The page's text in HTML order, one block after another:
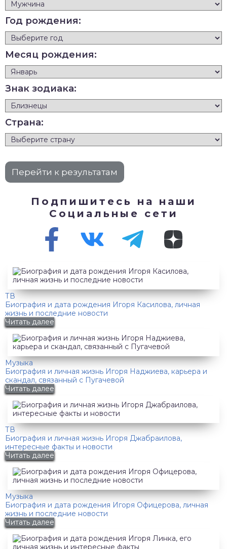
Год рождения:
Месяц рождения:
Знак зодиака:
Страна:
Подпишитесь на наши
Социальные сети
ТВ
Биография и дата рождения Игоря Касилова, личная
жизнь и последние новости
Читать далее
Музыка
Биография и личная жизнь Игоря Наджиева, карьера и
скандал, связанный с Пугачевой
Читать далее
ТВ
Биография и личная жизнь Игоря Джабраилова,
интересные факты и новости
Читать далее
Музыка
Биография и дата рождения Игоря Офицерова, личная
жизнь и последние новости
Читать далее